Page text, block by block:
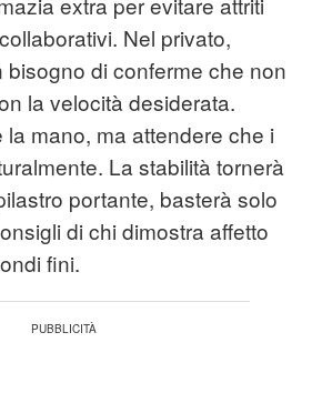
Nel privato,
bisogno di conferme che non
la velocità desiderata.
mano, ma attendere che i
La stabilità tornerà
portante, basterà solo
di chi dimostra affetto
fini.